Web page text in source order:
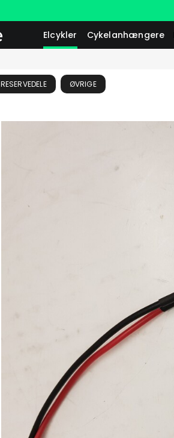
Elcykler Cykelanhængere
RESERVEDELE ØVRIGE